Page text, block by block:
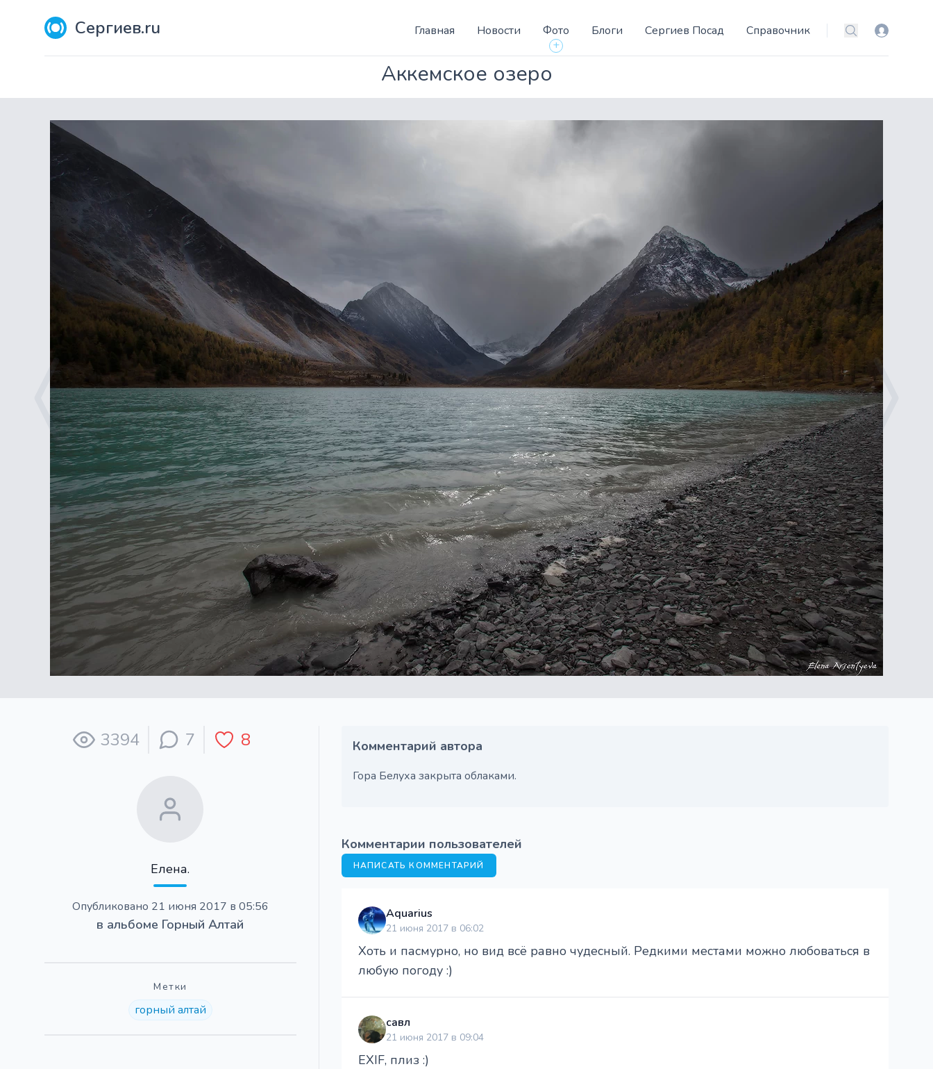
Сергиев.ru Главная Новости
Фото
+
Блоги Сергиев Посад Справочник Поиск Вход
Аккемское озеро
3394 7 8
Елена.
Опубликовано 21 июня 2017 в 05:56
в альбоме Горный Алтай
Метки
горный алтай
Комментарий автора
Гора Белуха закрыта облаками.
Комментарии пользователей
НАПИСАТЬ КОММЕНТАРИЙ
Aquarius
21 июня 2017 в 06:02
Хоть и пасмурно, но вид всё равно чудесный. Редкими местами можно любоваться в
любую погоду :)
савл
21 июня 2017 в 09:04
EXIF, плиз :)